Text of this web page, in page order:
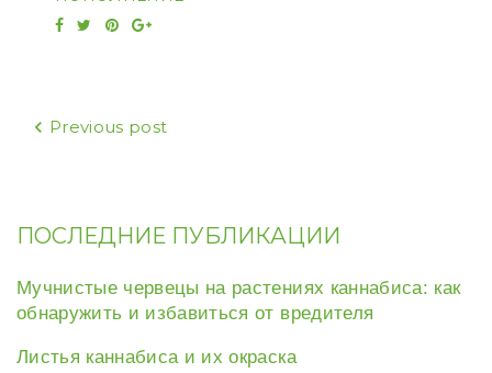
Facebook
TwitterPinterestGoogle+
Навигация
Previous post
ПОСЛЕДНИЕ ПУБЛИКАЦИИ
Мучнистые червецы на растениях каннабиса: как
обнаружить и избавиться от вредителя
Листья каннабиса и их окраска